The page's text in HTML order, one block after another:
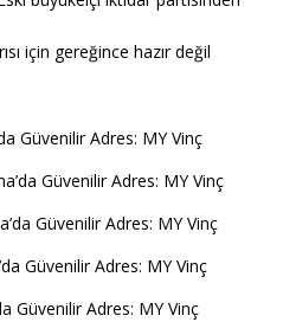
için gereğince hazır değil
Güvenilir Adres: MY Vinç
Güvenilir Adres: MY Vinç
Güvenilir Adres: MY Vinç
Güvenilir Adres: MY Vinç
Güvenilir Adres: MY Vinç